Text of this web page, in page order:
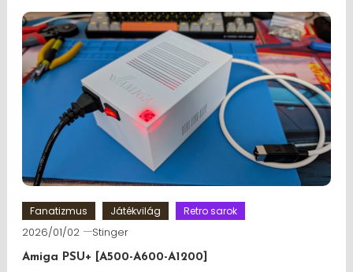
Fanatizmus Játékvilág Retro sarok
2026/01/02 Stinger
Amiga PSU+ [A500-A600-A1200]